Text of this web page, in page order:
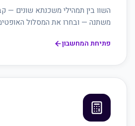
השוו בין תמהילי משכנתא שונים —
משתנה — ובחרו את המסלול
פתיחת המחשבון